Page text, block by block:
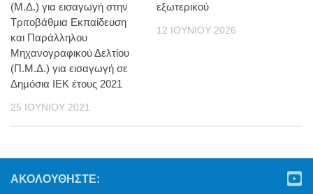
(Μ.Δ.) για εισαγωγή στην
Τριτοβάθμια Εκπαίδευση
και Παράλληλου
Μηχανογραφικού Δελτίου
(Π.Μ.Δ.) για εισαγωγή σε
Δημόσια ΙΕΚ έτους 2021
25 ΙΟΥΝΊΟΥ 2021
εξωτερικού
12 ΙΟΥΝΊΟΥ 2026
ΑΚΟΛΟΥΘΉΣΤΕ: